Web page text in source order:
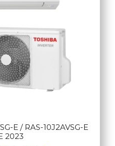
E / RAS-10J2AVSG-E
2023